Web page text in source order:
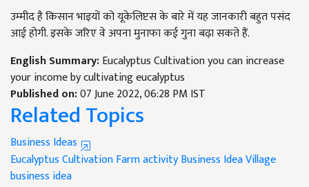
उम्मीद है किसान भाइयों को यूकेलिप्टस के बारे में यह जानकारी बहुत पसंद
आई होगी. इसके जरिए वे अपना मुनाफा कई गुना बढ़ा सकते हैं.
English Summary:Eucalyptus Cultivation you can increase
your income by cultivating eucalyptus
Published on:07 June 2022, 06:28 PM IST
Related Topics
Business Ideas
Eucalyptus CultivationFarm activityBusiness IdeaVillage
business idea